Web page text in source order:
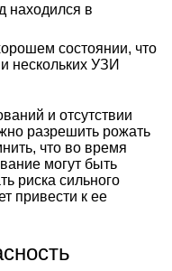
находился в
состоянии, что
нескольких УЗИ
и отсутствии
разрешить рожать
что во время
могут быть
риска сильного
привести к ее